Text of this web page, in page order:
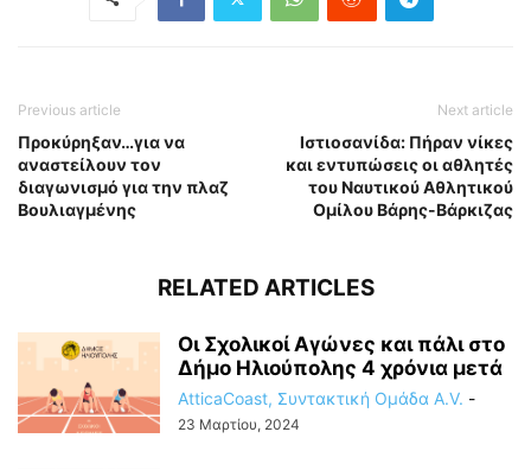
Previous article
Προκύρηξαν…για να
αναστείλουν τον
διαγωνισμό για την πλαζ
Βουλιαγμένης
Next article
Ιστιοσανίδα: Πήραν νίκες
και εντυπώσεις οι αθλητές
του Ναυτικού Αθλητικού
Ομίλου Βάρης-Βάρκιζας
RELATED ARTICLES
Οι Σχολικοί Αγώνες και πάλι στο
Δήμο Ηλιούπολης 4 χρόνια μετά
AtticaCoast, Συντακτική Ομάδα A.V. -
23 Μαρτίου, 2024